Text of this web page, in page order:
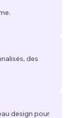
des
design pour